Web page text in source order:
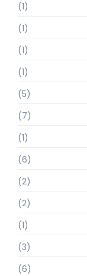
(1)
(1)
(1)
(1)
(5)
(7)
(1)
(6)
(2)
(2)
(1)
(3)
(6)